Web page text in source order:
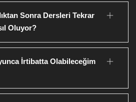
Sonra Dersleri Tekrar
Oluyor?
İrtibatta Olabileceğim